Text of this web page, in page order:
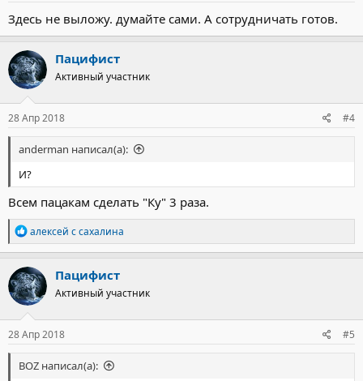
Здесь не выложу. думайте сами. А сотрудничать готов.
Пацифист
Активный участник
28 Апр 2018 #4
anderman написал(а):
И?
Всем пацакам сделать "Ку" 3 раза.
Р
е
а
к
ц
и
и
:
алексей с сахалина
Пацифист
Активный участник
28 Апр 2018 #5
BOZ написал(а):